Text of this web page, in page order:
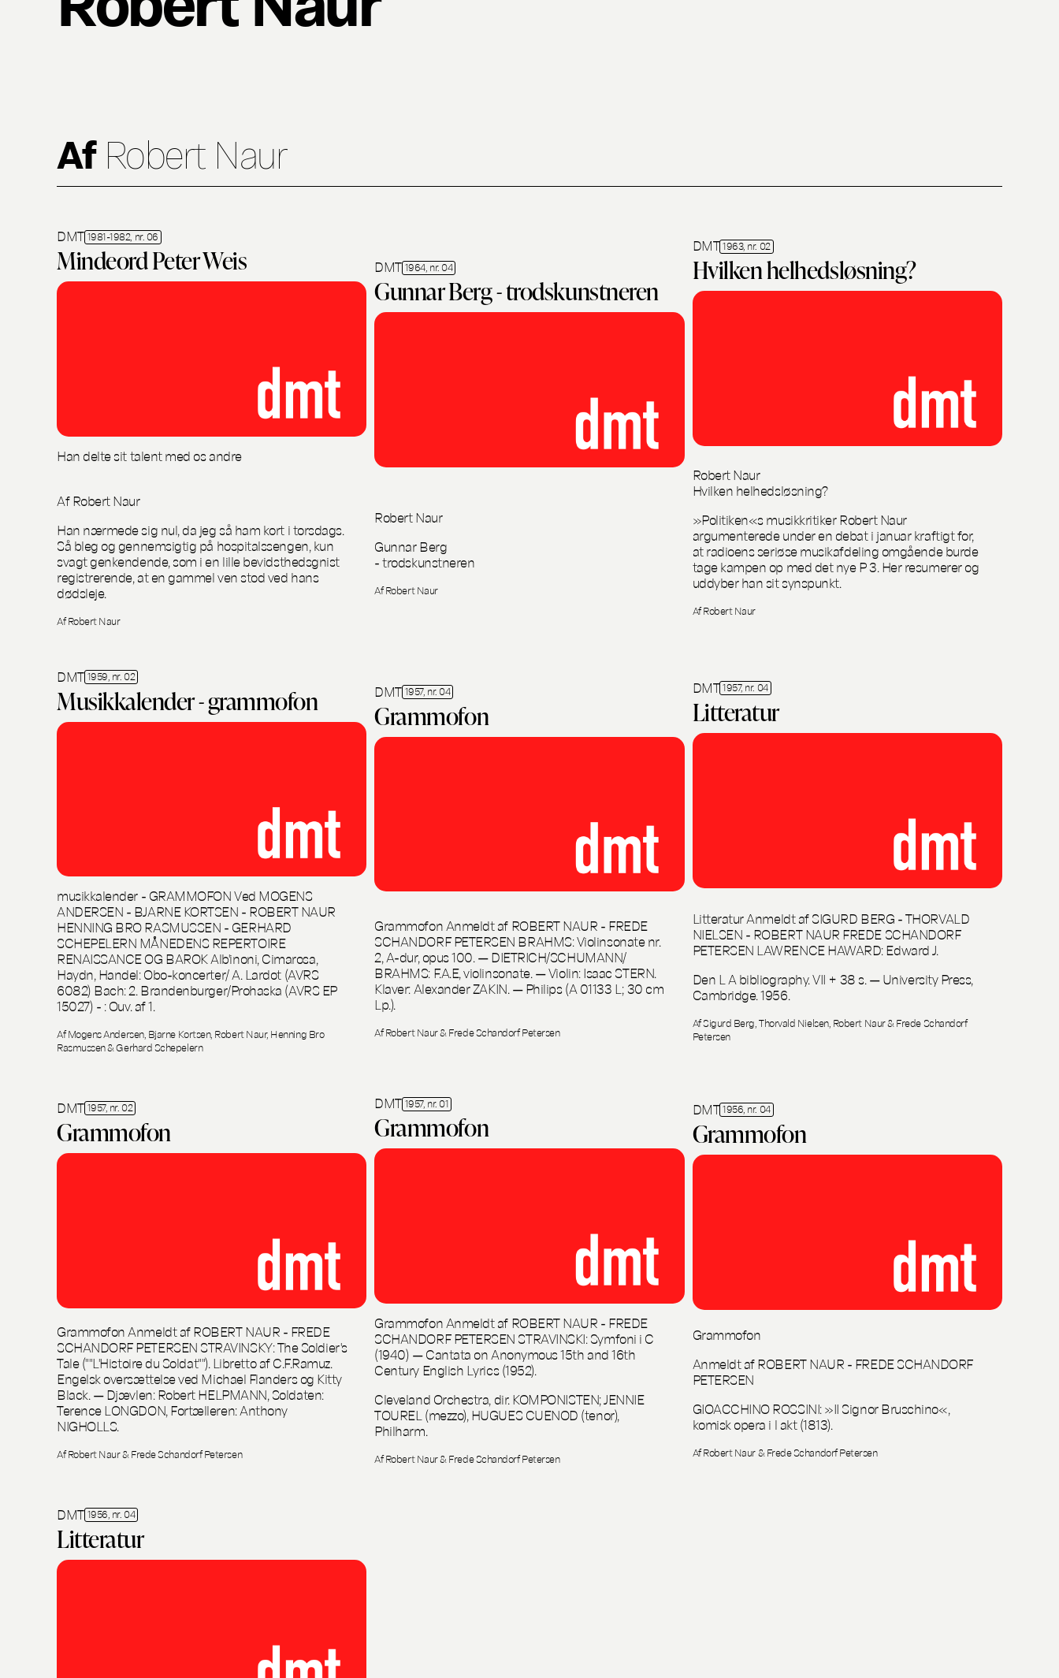
Af Robert Naur
DMT 1981-1982, nr. 06
Mindeord Peter Weis
Han delte sit talent med os andre
Af Robert Naur
Han nærmede sig nul, da jeg så ham kort i torsdags.
Så bleg og gennemsigtig på hospitalssengen, kun
svagt genkendende, som i en lille bevidsthedsgnist
registrerende, at en gammel ven stod ved hans
dødsleje.
Af Robert Naur
DMT 1964, nr. 04
Gunnar Berg - trodskunstneren
Robert Naur
Gunnar Berg
- trodskunstneren
Af Robert Naur
DMT 1963, nr. 02
Hvilken helhedsløsning?
Robert Naur
Hvilken helhedsløsning?
»Politiken«s musikkritiker Robert Naur
argumenterede under en debat i januar kraftigt for,
at radioens seriøse musikafdeling omgående burde
tage kampen op med det nye P 3. Her resumerer og
uddyber han sit synspunkt.
Af Robert Naur
DMT 1959, nr. 02
Musikkalender - grammofon
musikkalender - GRAMMOFON Ved MOGENS
ANDERSEN - BJARNE KORTSEN - ROBERT NAUR
HENNING BRO RASMUSSEN - GERHARD
SCHEPELERN MÅNEDENS REPERTOIRE
RENAISSANCE OG BAROK Alb'inoni, Cimarosa,
Haydn, Handel: Obo-koncerter/ A. Lardot (AVRS
6082) Bach: 2. Brandenburger/Prohaska (AVRS EP
15027) - : Ouv. af 1.
Af Mogens Andersen, Bjarne Kortsen, Robert Naur, Henning Bro
Rasmussen & Gerhard Schepelern
DMT 1957, nr. 04
Grammofon
Grammofon Anmeldt af ROBERT NAUR - FREDE
SCHANDORF PETERSEN BRAHMS: Violinsonate nr.
2, A-dur, opus 100. — DIETRICH/SCHUMANN/
BRAHMS: F.A.E, violinsonate. — Violin: Isaac STERN.
Klaver: Alexander ZAKIN. — Philips (A 01133 L; 30 cm
Lp.).
Af Robert Naur & Frede Schandorf Petersen
DMT 1957, nr. 04
Litteratur
Litteratur Anmeldt af SIGURD BERG - THORVALD
NIELSEN - ROBERT NAUR FREDE SCHANDORF
PETERSEN LAWRENCE HAWARD: Edward J.
Den L A bibliography. VII + 38 s. — University Press,
Cambridge. 1956.
Af Sigurd Berg, Thorvald Nielsen, Robert Naur & Frede Schandorf
Petersen
DMT 1957, nr. 02
Grammofon
Grammofon Anmeldt af ROBERT NAUR - FREDE
SCHANDORF PETERSEN STRAVINSKY: The Soldier's
Tale (""L'Histoire du Soldat""). Libretto af C.F.Ramuz.
Engelsk oversættelse ved Michael Flanders og Kitty
Black. — Djævlen: Robert HELPMANN, Soldaten:
Terence LONGDON, Fortælleren: Anthony
NIGHOLLS.
Af Robert Naur & Frede Schandorf Petersen
DMT 1957, nr. 01
Grammofon
Grammofon Anmeldt af ROBERT NAUR - FREDE
SCHANDORF PETERSEN STRAVINSKI: Symfoni i C
(1940) — Cantata on Anonymous 15th and 16th
Century English Lyrics (1952).
Cleveland Orchestra, dir. KOMPONISTEN; JENNIE
TOUREL (mezzo), HUGUES CUENOD (tenor),
Philharm.
Af Robert Naur & Frede Schandorf Petersen
DMT 1956, nr. 04
Grammofon
Grammofon
Anmeldt af ROBERT NAUR - FREDE SCHANDORF
PETERSEN
GIOACCHINO ROSSINI: »II Signor Bruschino«,
komisk opera i l akt (1813).
Af Robert Naur & Frede Schandorf Petersen
DMT 1956, nr. 04
Litteratur